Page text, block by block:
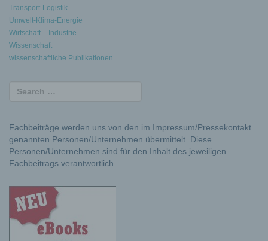
Transport-Logistik
Umwelt-Klima-Energie
Wirtschaft – Industrie
Wissenschaft
wissenschaftliche Publikationen
Fachbeiträge werden uns von den im Impressum/Pressekontakt
genannten Personen/Unternehmen übermittelt. Diese
Personen/Unternehmen sind für den Inhalt des jeweiligen
Fachbeitrags verantwortlich.